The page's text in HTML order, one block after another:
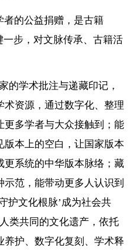
者的公益捐赠，是古籍
一步，对文脉传承、古籍活
的学术批注与递藏印记，
资源，通过数字化、整理
更多学者与大众接触到；能
本上的空白，让国家版本
更系统的中华版本脉络；藏
范，能带动更多人认识到
护文化根脉’成为社会共
类共同的文化遗产，依托
养护、数字化复刻、学术释